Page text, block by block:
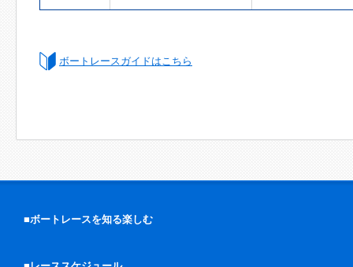
ボートレースガイドはこちら
■ボートレースを知る楽しむ